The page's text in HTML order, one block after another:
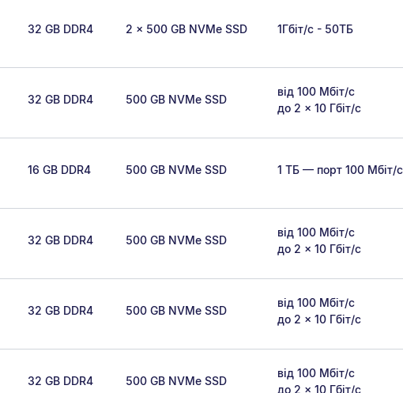
32 GB DDR4 2 x 500 GB NVMe SSD 1Гбіт/с - 50ТБ
32 GB DDR4 500 GB NVMe SSD
від 100 Мбіт/с
до 2 × 10 Гбіт/с
16 GB DDR4 500 GB NVMe SSD 1 ТБ — порт 100 Мбіт/с
32 GB DDR4 500 GB NVMe SSD
від 100 Мбіт/с
до 2 × 10 Гбіт/с
32 GB DDR4 500 GB NVMe SSD
від 100 Мбіт/с
до 2 × 10 Гбіт/с
32 GB DDR4 500 GB NVMe SSD
від 100 Мбіт/с
до 2 × 10 Гбіт/с